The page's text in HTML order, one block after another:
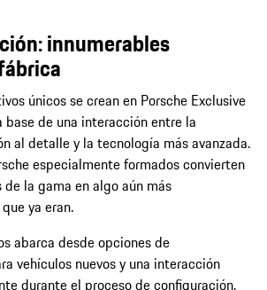
innumerables
únicos se crean en Porsche Exclusive
de una interacción entre la
al detalle y la tecnología más avanzada.
especialmente formados convierten
la gama en algo aún más
ya eran.
abarca desde opciones de
vehículos nuevos y una interacción
durante el proceso de configuración,